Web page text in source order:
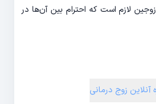
زوجین لازم است که احترام بین آن‌ها در
آنلاین زوج درمانی